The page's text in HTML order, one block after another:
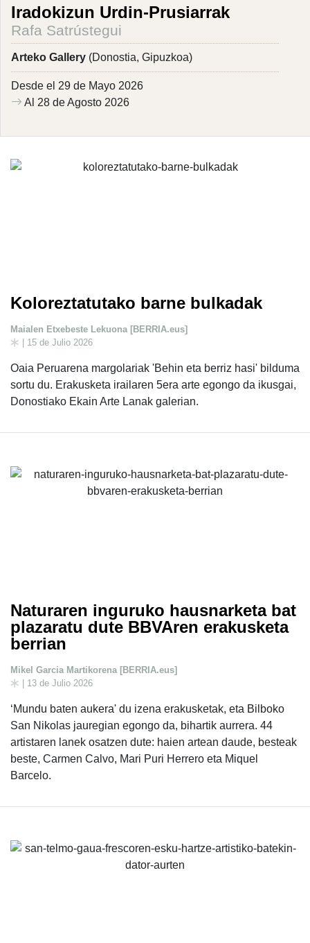
Iradokizun Urdin-Prusiarrak
Rafa Satrústegui
Arteko Gallery (Donostia, Gipuzkoa)
Desde el 29 de Mayo 2026
Al 28 de Agosto 2026
Koloreztatutako barne bulkadak
Maialen Etxebeste Lekuona [BERRIA.eus]
| 15 de Julio 2026
Oaia Peruarena margolariak 'Behin eta berriz hasi' bilduma
sortu du. Erakusketa irailaren 5era arte egongo da ikusgai,
Donostiako Ekain Arte Lanak galerian.
Naturaren inguruko hausnarketa bat
plazaratu dute BBVAren erakusketa
berrian
Mikel Garcia Martikorena [BERRIA.eus]
| 13 de Julio 2026
‘Mundu baten aukera' du izena erakusketak, eta Bilboko
San Nikolas jauregian egongo da, bihartik aurrera. 44
artistaren lanek osatzen dute: haien artean daude, besteak
beste, Carmen Calvo, Mari Puri Herrero eta Miquel
Barcelo.